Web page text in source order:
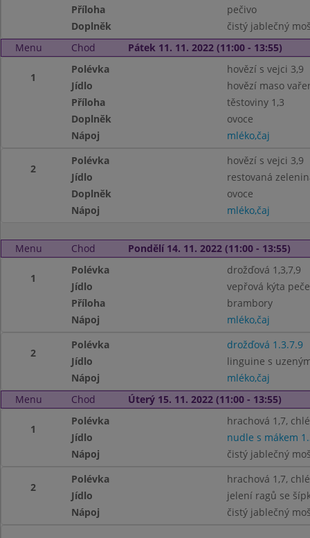
Příloha
pečivo
Doplněk
čistý jablečný
Menu
Chod Pátek 11. 11. 2022 (11:00 - 13:55)
1
Polévka
hovězí s vejci 3,9
Jídlo
hovězí maso
Příloha
těstoviny 1,3
Doplněk
ovoce
Nápoj
mléko,čaj
2
Polévka
hovězí s vejci 3,9
Jídlo
restovaná
Doplněk
ovoce
Nápoj
mléko,čaj
Menu Chod Pondělí 14. 11. 2022 (11:00 - 13:55)
1
Polévka
drožďová 1,3,7,9
Jídlo
vepřová kýta
Příloha
brambory
Nápoj
mléko,čaj
2
Polévka
drožďová 1.3.7.9
Jídlo
linguine s
Nápoj
mléko,čaj
Menu
Chod Úterý 15. 11. 2022 (11:00 - 13:55)
1
Polévka
hrachová 1,7,
Jídlo
nudle s mákem
Nápoj
čistý jablečný
2
Polévka
hrachová 1,7,
Jídlo
jelení ragů se
Nápoj
čistý jablečný